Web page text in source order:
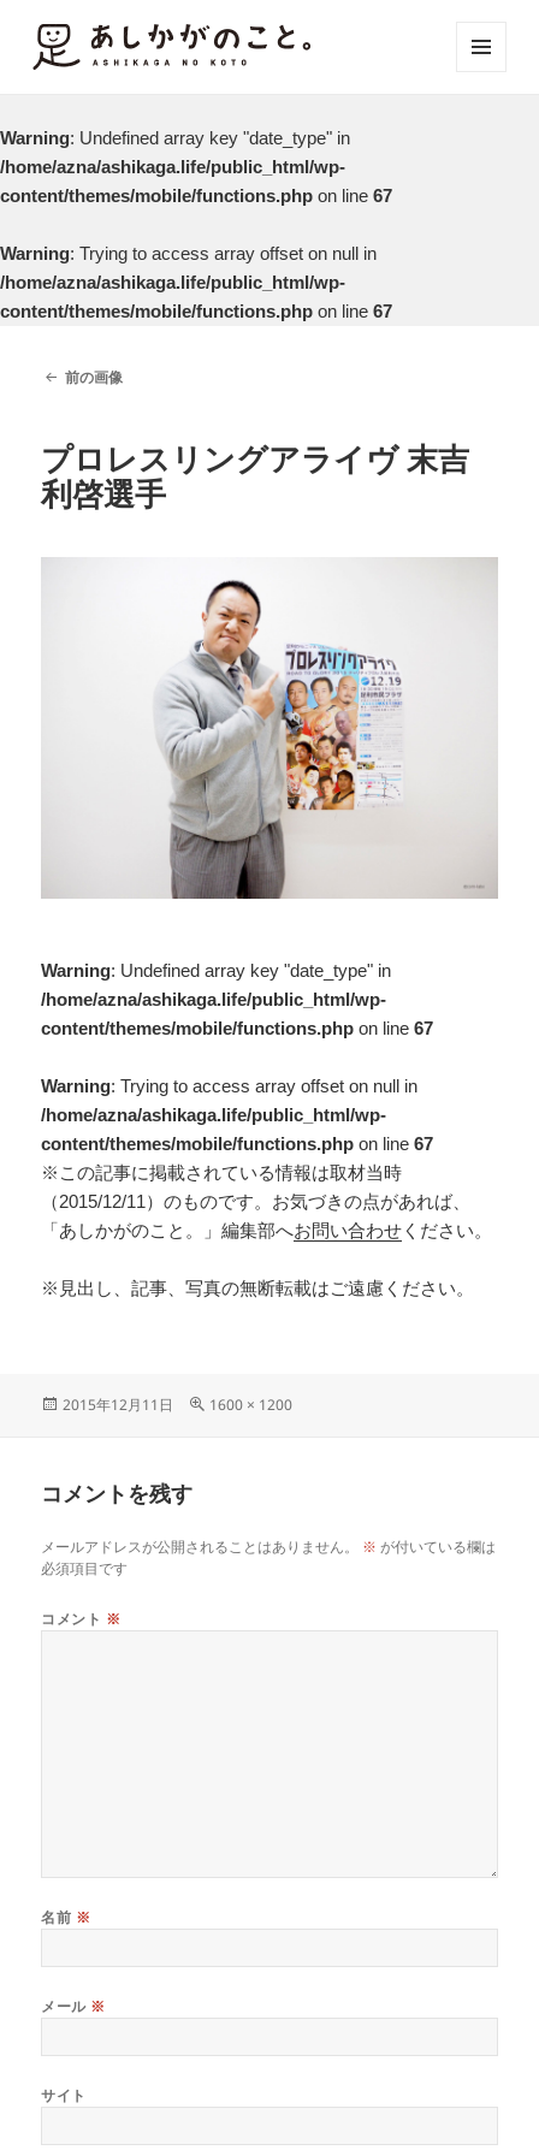
Warning: Undefined array key "date_type" in
/home/azna/ashikaga.life/public_html/wp-
content/themes/mobile/functions.php on line 67
Warning: Trying to access array offset on null in
/home/azna/ashikaga.life/public_html/wp-
content/themes/mobile/functions.php on line 67
前の画像
プロレスリングアライヴ 末吉
利啓選手
Warning: Undefined array key "date_type" in
/home/azna/ashikaga.life/public_html/wp-
content/themes/mobile/functions.php on line67
Warning: Trying to access array offset on null in
/home/azna/ashikaga.life/public_html/wp-
content/themes/mobile/functions.php on line67
※この記事に掲載されている情報は取材当時
（2015/12/11）のものです。お気づきの点があれば、
「あしかがのこと。」編集部へお問い合わせ ください。
※見出し、記事、写真の無断転載はご遠慮ください。
2015年12月11日 1600 × 1200
コメントを残す
メールアドレスが公開されることはありません。 ※ が付いている欄は
必須項目です
コメント ※
名前 ※
メール ※
サイト